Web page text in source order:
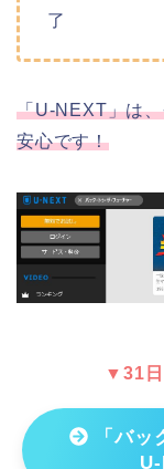
了
「U-NEXT」は
安心です！
▼31日
「バッ